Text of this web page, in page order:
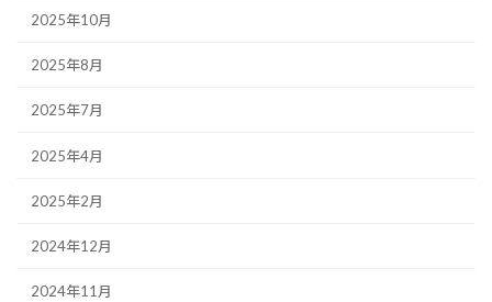
2025年10月
2025年8月
2025年7月
2025年4月
2025年2月
2024年12月
2024年11月